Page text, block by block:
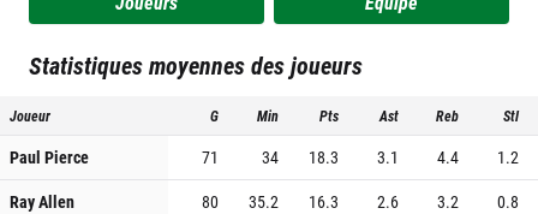
Statistiques moyennes des joueurs
Joueur G Min Pts Ast Reb Stl
Paul Pierce 71 34 18.3 3.1 4.4
1.2
Ray Allen
80 35.2 16.3 2.6 3.2
0.8